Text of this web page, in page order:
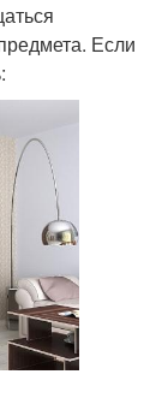
Если